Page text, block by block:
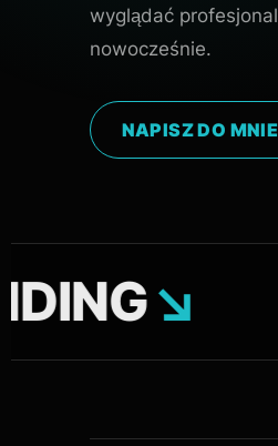
wyglądać
nowocześnie.
NAPISZ DO MNIE
↘